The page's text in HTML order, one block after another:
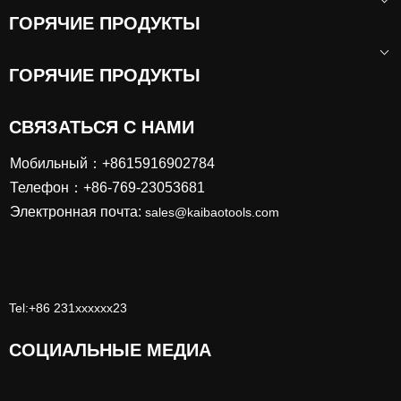
Пневматическая шлифовальная машина двойного
ГОРЯЧИЕ ПРОДУКТЫ
ГОРЯЧИЕ ПРОДУКТЫ
СВЯЗАТЬСЯ С НАМИ
Мобильный：+8615916902784
Телефон：+86-769-23053681
Электронная почта: sales@kaibaotools.com
Tel:+86 231xxxxxx23
СОЦИАЛЬНЫЕ МЕДИА